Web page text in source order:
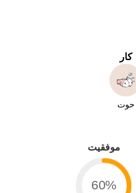
کار
حوت
موفقیت
60%